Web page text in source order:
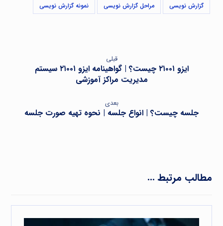
گزارش نویسی مراحل گزارش نویسی نمونه گزارش نویسی
قبلی
ایزو ۲۱۰۰۱ چیست؟ | گواهینامه ایزو ۲۱۰۰۱ سیستم
مدیریت مراکز آموزشی
بعدی
جلسه چیست؟ | انواع جلسه | نحوه تهیه صورت جلسه
مطالب مرتبط ...